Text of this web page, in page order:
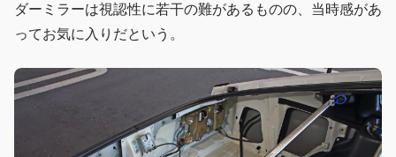
ダーミラーは視認性に若干の難があるものの、当時感があ
ってお気に入りだという。